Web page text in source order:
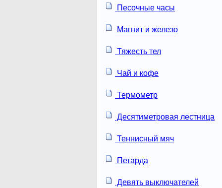
Песочные часы
Магнит и железо
Тяжесть тел
Чай и кофе
Термометр
Десятиметровая лестница
Теннисный мяч
Петарда
Девять выключателей